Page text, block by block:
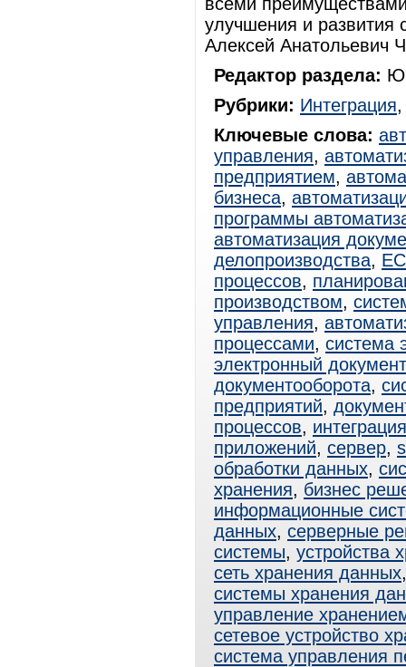
улучшения и развития
Алексей Анатольевич
Редактор раздела:
Рубрики: Интеграция
Ключевые слова:
управления,
предприятием,
бизнеса,
программы
автоматизация
делопроизводства,
процессов,
производством,
управления,
процессами, система
электронный
документооборота,
предприятий,
процессов, интеграция
приложений, сервер,
обработки данных,
хранения, бизнес
информационные
данных, серверные
системы, устройства
сеть хранения данных
системы хранения
управление
сетевое устройство
система управления